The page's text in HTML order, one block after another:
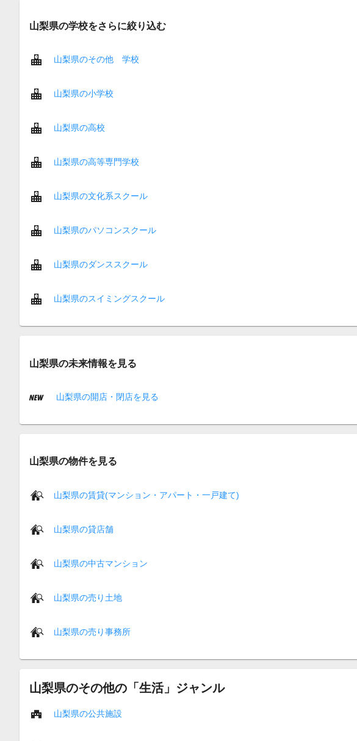
山梨県の学校をさらに絞り込む
山梨県のその他 学校
山梨県の小学校
山梨県の高校
山梨県の高等専門学校
山梨県の文化系スクール
山梨県のパソコンスクール
山梨県のダンススクール
山梨県のスイミングスクール
山梨県の未来情報を見る
山梨県の開店・閉店を見る
山梨県の物件を見る
山梨県の賃貸(マンション・アパート・一戸建て)
山梨県の貸店舗
山梨県の中古マンション
山梨県の売り土地
山梨県の売り事務所
山梨県のその他の「生活」ジャンル
山梨県の公共施設